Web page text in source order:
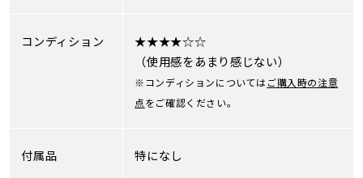
コンディション
★★★★☆☆
（使用感をあまり感じない）
※コンディションについてはご購入時の注意
点をご確認ください。
付属品 特になし